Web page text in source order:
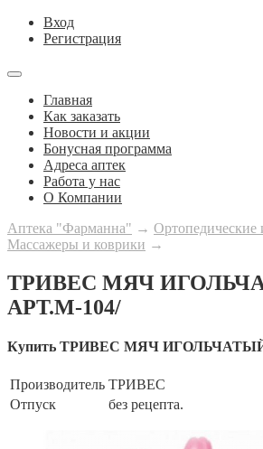
Вход
Регистрация
Главная
Как заказать
Новости и акции
Бонусная программа
Адреса аптек
Работа у нас
О Компании
Аптека "Фарманна" → Ортопедические
Массажеры и коврики →
ТРИВЕС МЯЧ
АРТ.М-104/
Купить ТРИВЕС МЯЧ
Производитель ТРИВЕС
Отпуск
без рецепта.